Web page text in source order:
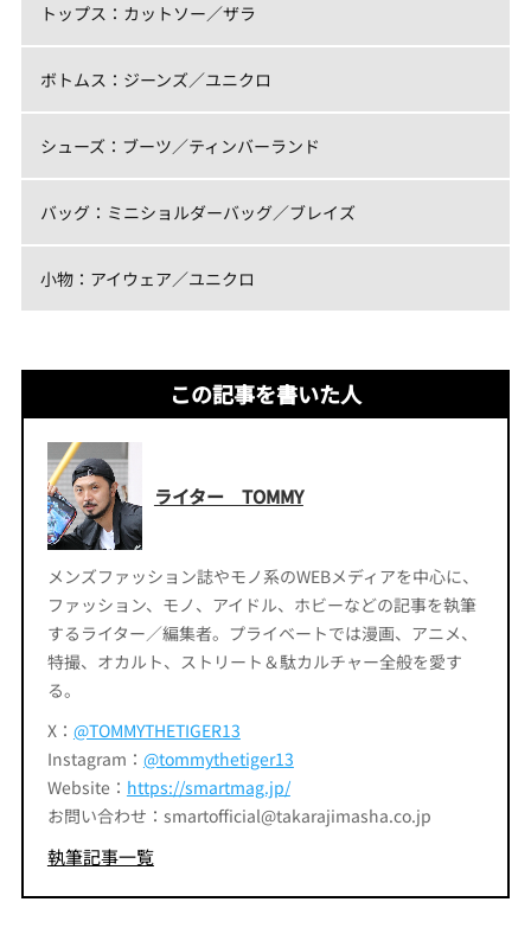
トップス：カットソー／ザラ
ボトムス：ジーンズ／ユニクロ
シューズ：ブーツ／ティンバーランド
バッグ：ミニショルダーバッグ／ブレイズ
小物：アイウェア／ユニクロ
この記事を書いた人
ライター TOMMY
メンズファッション誌やモノ系のWEBメディアを中心に、
ファッション、モノ、アイドル、ホビーなどの記事を執筆
するライター／編集者。プライベートでは漫画、アニメ、
特撮、オカルト、ストリート＆駄カルチャー全般を愛す
る。
X： @TOMMYTHETIGER13
Instagram： @tommythetiger13
Website： https://smartmag.jp/
お問い合わせ：smartofficial@takarajimasha.co.jp
執筆記事一覧